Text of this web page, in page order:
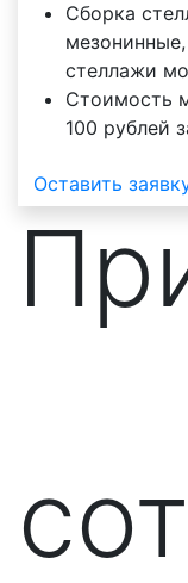
Сборка
стеллажи
Стоимость
100 рублей
Оставить